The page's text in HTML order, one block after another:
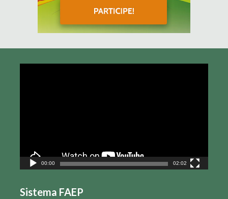
00:00 02:02
Sistema FAEP